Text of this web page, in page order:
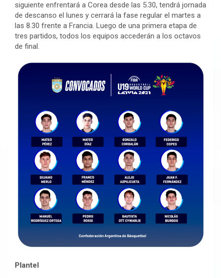
siguiente enfrentará a Corea desde las 5.30, tendrá jornada
de descanso el lunes y cerrará la fase regular el martes a
las 8.30 frente a Francia. Luego de una primera etapa de
tres partidos, todos los equipos accederán a los octavos
de final.
Plantel